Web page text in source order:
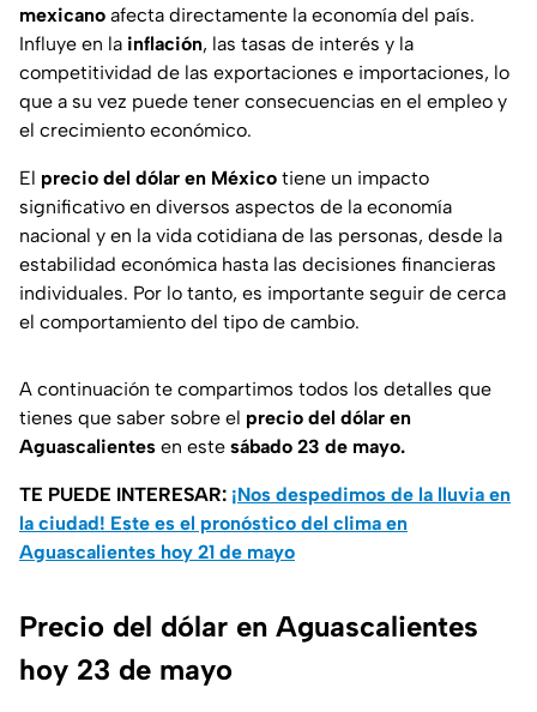
mexicano afecta directamente la economía del país.
Influye en la inflación, las tasas de interés y la
competitividad de las exportaciones e importaciones, lo
que a su vez puede tener consecuencias en el empleo y
el crecimiento económico.
El precio del dólar en México tiene un impacto
significativo en diversos aspectos de la economía
nacional y en la vida cotidiana de las personas, desde la
estabilidad económica hasta las decisiones financieras
individuales. Por lo tanto, es importante seguir de cerca
el comportamiento del tipo de cambio.
A continuación te compartimos todos los detalles que
tienes que saber sobre el precio del dólar en
Aguascalientes en este sábado 23 de mayo.
TE PUEDE INTERESAR: ¡Nos despedimos de la lluvia en
la ciudad! Este es el pronóstico del clima en
Aguascalientes hoy 21 de mayo
Precio del dólar en Aguascalientes
hoy 23 de mayo